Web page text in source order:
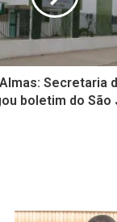
Secretaria
boletim do São